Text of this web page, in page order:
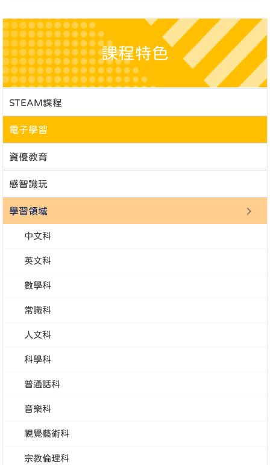
課程特色
STEAM課程
電子學習
資優教育
感智識玩
學習領域
中文科
英文科
數學科
常識科
人文科
科學科
普通話科
音樂科
視覺藝術科
宗教倫理科